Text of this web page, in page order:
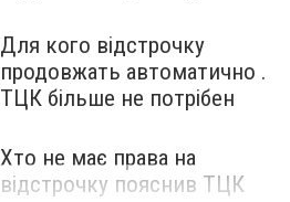
Для кого відстрочку
продовжать автоматично .
ТЦК більше не потрібен
Хто не має права на
відстрочку пояснив ТЦК